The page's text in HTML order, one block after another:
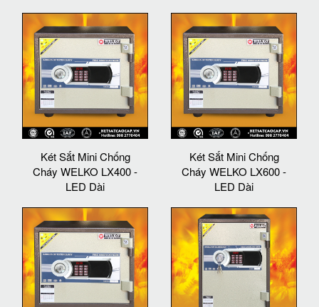
Két Sắt Mini Chống
Cháy WELKO LX400 -
LED Dài
Két Sắt Mini Chống
Cháy WELKO LX600 -
LED Dài